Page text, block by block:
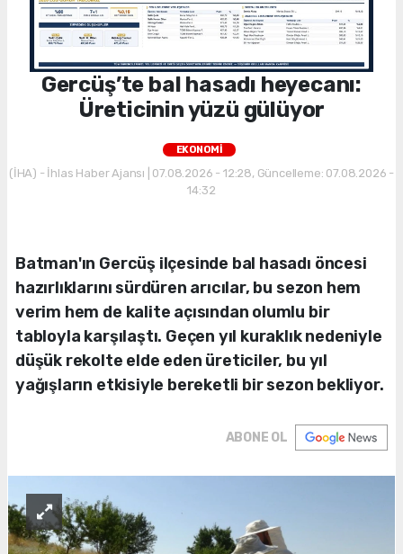
Gercüş’te bal hasadı heyecanı:
Üreticinin yüzü gülüyor
EKONOMİ
(İHA) - İhlas Haber Ajansı | 07.08.2026 - 12:28, Güncelleme: 07.08.2026 -
14:32
Batman'ın Gercüş ilçesinde bal hasadı öncesi
hazırlıklarını sürdüren arıcılar, bu sezon hem
verim hem de kalite açısından olumlu bir
tabloyla karşılaştı. Geçen yıl kuraklık nedeniyle
düşük rekolte elde eden üreticiler, bu yıl
yağışların etkisiyle bereketli bir sezon bekliyor.
ABONE OL